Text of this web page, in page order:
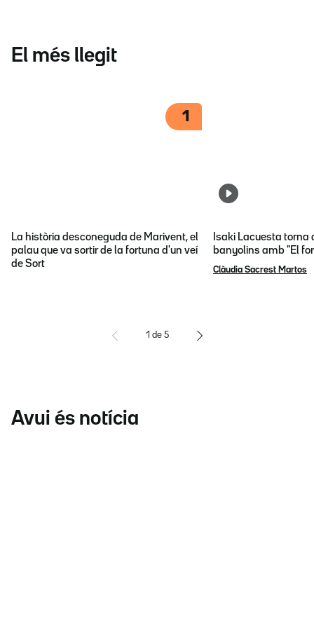
El més llegit
1
La història desconeguda de Marivent, el
palau que va sortir de la fortuna d'un veí
de Sort
Isaki Lacuesta torna
banyolins amb "El
Clàudia Sacrest Martos
1 de 5
Avui és notícia